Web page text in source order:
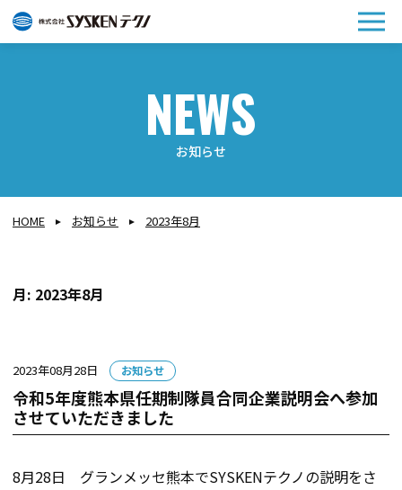
メ
お知らせ
HOME お知らせ 2023年8月
月: 2023年8月
2023年08月28日
カ
テ
ゴ
リー:
お知らせ
令和5年度熊本県任期制隊員合同企業説明会へ参加
させていただきました
8月28日 グランメッセ熊本でSYSKENテクノの説明をさ